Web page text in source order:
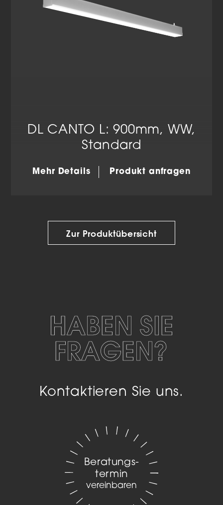
DL CANTO L: 900mm, WW,
Standard
Mehr Details Produkt anfragen
Zur Produktübersicht
HABEN SIE
FRAGEN?
Kontaktieren Sie uns.
Beratungs­
termin
vereinbaren